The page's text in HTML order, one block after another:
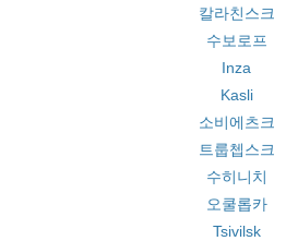
칼라친스크
수보로프
Inza
Kasli
소비에츠크
트룹쳅스크
수히니치
오쿨롭카
Tsivilsk